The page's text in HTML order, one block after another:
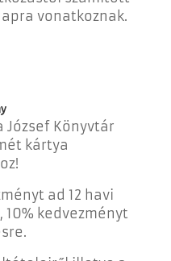
vonatkoznak.
József Könyvtár
kártya
ad 12 havi
kedvezményt